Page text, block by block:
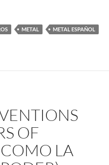
METAL
METAL ESPAÑOL
OF
LA